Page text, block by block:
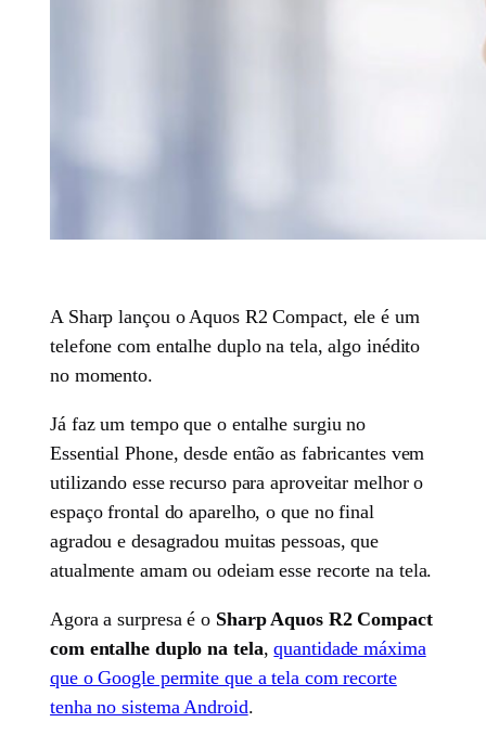
A Sharp lançou o Aquos R2 Compact, ele é um
telefone com entalhe duplo na tela, algo inédito
no momento.
Já faz um tempo que o entalhe surgiu no
Essential Phone, desde então as fabricantes vem
utilizando esse recurso para aproveitar melhor o
espaço frontal do aparelho, o que no final
agradou e desagradou muitas pessoas, que
atualmente amam ou odeiam esse recorte na tela.
Agora a surpresa é o Sharp Aquos R2 Compact
com entalhe duplo na tela,quantidade máxima
que o Google permite que a tela com recorte
tenha no sistema Android.